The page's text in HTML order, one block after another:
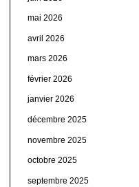
mai 2026
avril 2026
mars 2026
février 2026
janvier 2026
décembre 2025
novembre 2025
octobre 2025
septembre 2025